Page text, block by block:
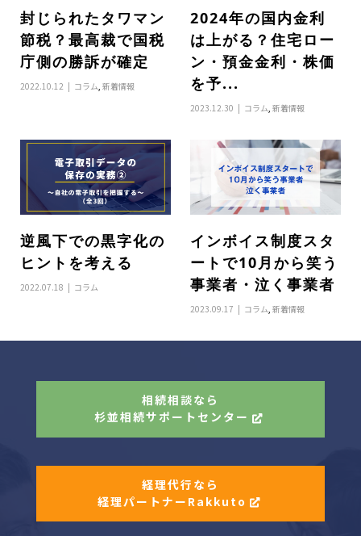
封じられたタワマン
節税？最高裁で国税
庁側の勝訴が確定
2022.10.12 コラム 新着情報
2024年の国内金利
は上がる？住宅ロー
ン・預金金利・株価
を予...
2023.12.30 コラム ,新着情報
逆風下での黒字化の
ヒントを考える
2022.07.18 コラム
インボイス制度スタ
ートで10月から笑う
事業者・泣く事業者
2023.09.17 コラム ,新着情報
相続相談なら
杉並相続サポートセンター
経理代行なら
経理パートナーRakkuto